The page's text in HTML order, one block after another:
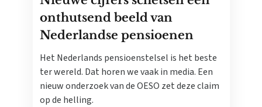
onthutsend beeld van
Nederlandse pensioenen
Het Nederlands pensioenstelsel is het beste
ter wereld. Dat horen we vaak in media. Een
nieuw onderzoek van de OESO zet deze claim
op de helling.